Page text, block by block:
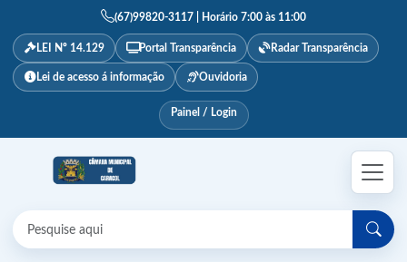
(67)99820-3117 | Horário 7:00 às 11:00
LEI Nº 14.129 Portal Transparência Radar Transparência
Lei de acesso á informação Ouvidoria
Painel / Login